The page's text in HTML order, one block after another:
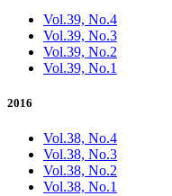
Vol.39, No.4
Vol.39, No.3
Vol.39, No.2
Vol.39, No.1
2016
Vol.38, No.4
Vol.38, No.3
Vol.38, No.2
Vol.38, No.1